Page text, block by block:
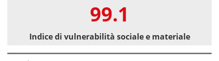
99.1
Indice di vulnerabilità sociale e materiale